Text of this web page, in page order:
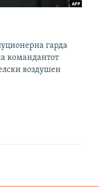
гарда
командантот
воздушен